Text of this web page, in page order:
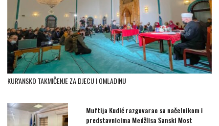
KUR'ANSKO TAKMIČENJE ZA DJECU I OMLADINU
Muftija Kudić razgovarao sa načelnikom i
predstavnicima Medžlisa Sanski Most